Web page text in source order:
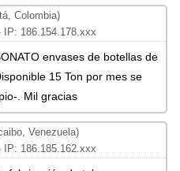
Colombia)
IP: 186.154.178.xxx
envases de botellas de
15 Ton por mes se
. Mil gracias
Venezuela)
IP: 186.185.162.xxx